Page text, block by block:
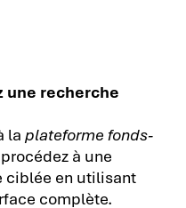
une recherche
laplateforme fonds-
à une
ciblée en utilisant
complète.